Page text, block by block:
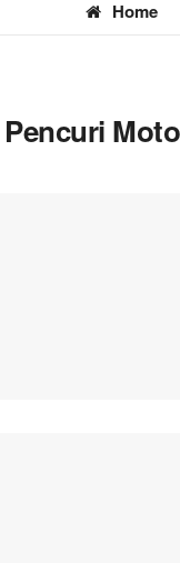
Home
Pencuri